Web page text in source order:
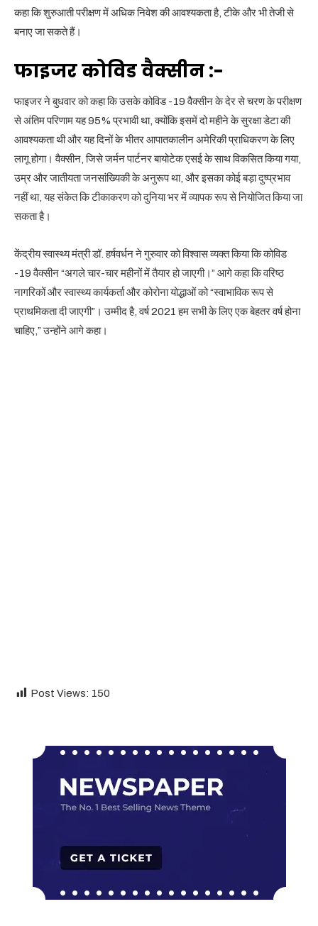
कहा कि शुरुआती परीक्षण में अधिक निवेश की आवश्यकता है, टीके और भी तेजी से
बनाए जा सकते हैं।
फाइजर कोविड वैक्सीन :-
फाइजर ने बुधवार को कहा कि उसके कोविड -19 वैक्सीन के देर से चरण के परीक्षण
से अंतिम परिणाम यह 95% प्रभावी था, क्योंकि इसमें दो महीने के सुरक्षा डेटा की
आवश्यकता थी और यह दिनों के भीतर आपातकालीन अमेरिकी प्राधिकरण के लिए
लागू होगा। वैक्सीन, जिसे जर्मन पार्टनर बायोटेक एसई के साथ विकसित किया गया,
उम्र और जातीयता जनसांख्यिकी के अनुरूप था, और इसका कोई बड़ा दुष्प्रभाव
नहीं था, यह संकेत कि टीकाकरण को दुनिया भर में व्यापक रूप से नियोजित किया जा
सकता है।
केंद्रीय स्वास्थ्य मंत्री डॉ. हर्षवर्धन ने गुरुवार को विश्वास व्यक्त किया कि कोविड
-19 वैक्सीन “अगले चार-चार महीनों में तैयार हो जाएगी।” आगे कहा कि वरिष्ठ
नागरिकों और स्वास्थ्य कार्यकर्ता और कोरोना योद्धाओं को “स्वाभाविक रूप से
प्राथमिकता दी जाएगी”। उम्मीद है, वर्ष 2021 हम सभी के लिए एक बेहतर वर्ष होना
चाहिए,” उन्होंने आगे कहा।
Post Views: 150